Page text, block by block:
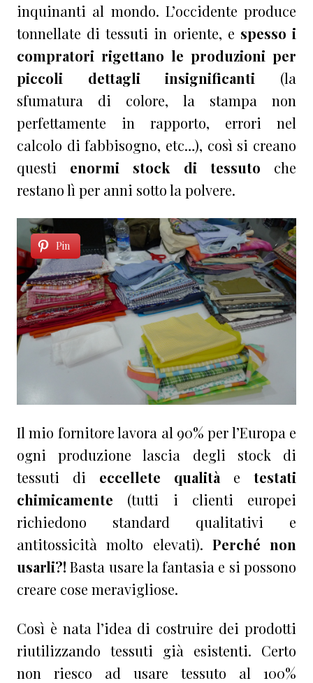
inquinanti al mondo. L’occidente produce
tonnellate di tessuti in oriente, e spesso i
compratori rigettano le produzioni per
piccoli dettagli insignificanti (la
sfumatura di colore, la stampa non
perfettamente in rapporto, errori nel
calcolo di fabbisogno, etc…), così si creano
questi enormi stock di tessuto che
restano lì per anni sotto la polvere.
Pin
Il mio fornitore lavora al 90% per l’Europa e
ogni produzione lascia degli stock di
tessuti di eccellete qualità e testati
chimicamente (tutti i clienti europei
richiedono standard qualitativi e
antitossicità molto elevati). Perché non
usarli?! Basta usare la fantasia e si possono
creare cose meravigliose.
Così è nata l’idea di costruire dei prodotti
riutilizzando tessuti già esistenti. Certo
non riesco ad usare tessuto al 100%